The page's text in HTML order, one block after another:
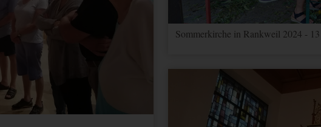
Sommerkirche in Rankweil 2024 - 13
haben, werden Elemente zur Effizienzmessung dieses Cookie lesen, sofern Sie dies